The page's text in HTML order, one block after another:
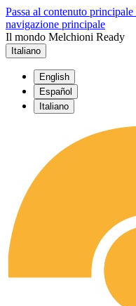
Passa al contenuto principale
navigazione principale
Il mondo Melchioni Ready
Italiano
English
Español
Italiano